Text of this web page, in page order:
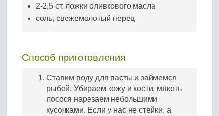
2-2,5 ст. ложки оливкового масла
соль, свежемолотый перец
Способ приготовления
Ставим воду для пасты и займемся
рыбой. Убираем кожу и кости, мякоть
лосося нарезаем небольшими
кусочками. Если у нас не стейки, а